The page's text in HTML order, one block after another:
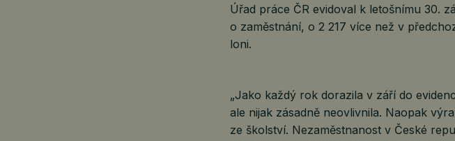
Úřad práce ČR evidoval k letošnímu 30.
o zaměstnání, o 2 217 více než v
loni.
„Jako každý rok dorazila v září do
ale nijak zásadně neovlivnila. Naopak
ze školství. Nezaměstnanost v České